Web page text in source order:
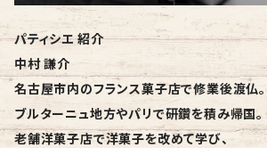
パティシエ 紹介
中村 謙介
名古屋市内のフランス菓子店で修業後渡仏。
ブルターニュ地方やパリで研鑽を積み帰国。
老舗洋菓子店で洋菓子を改めて学び、